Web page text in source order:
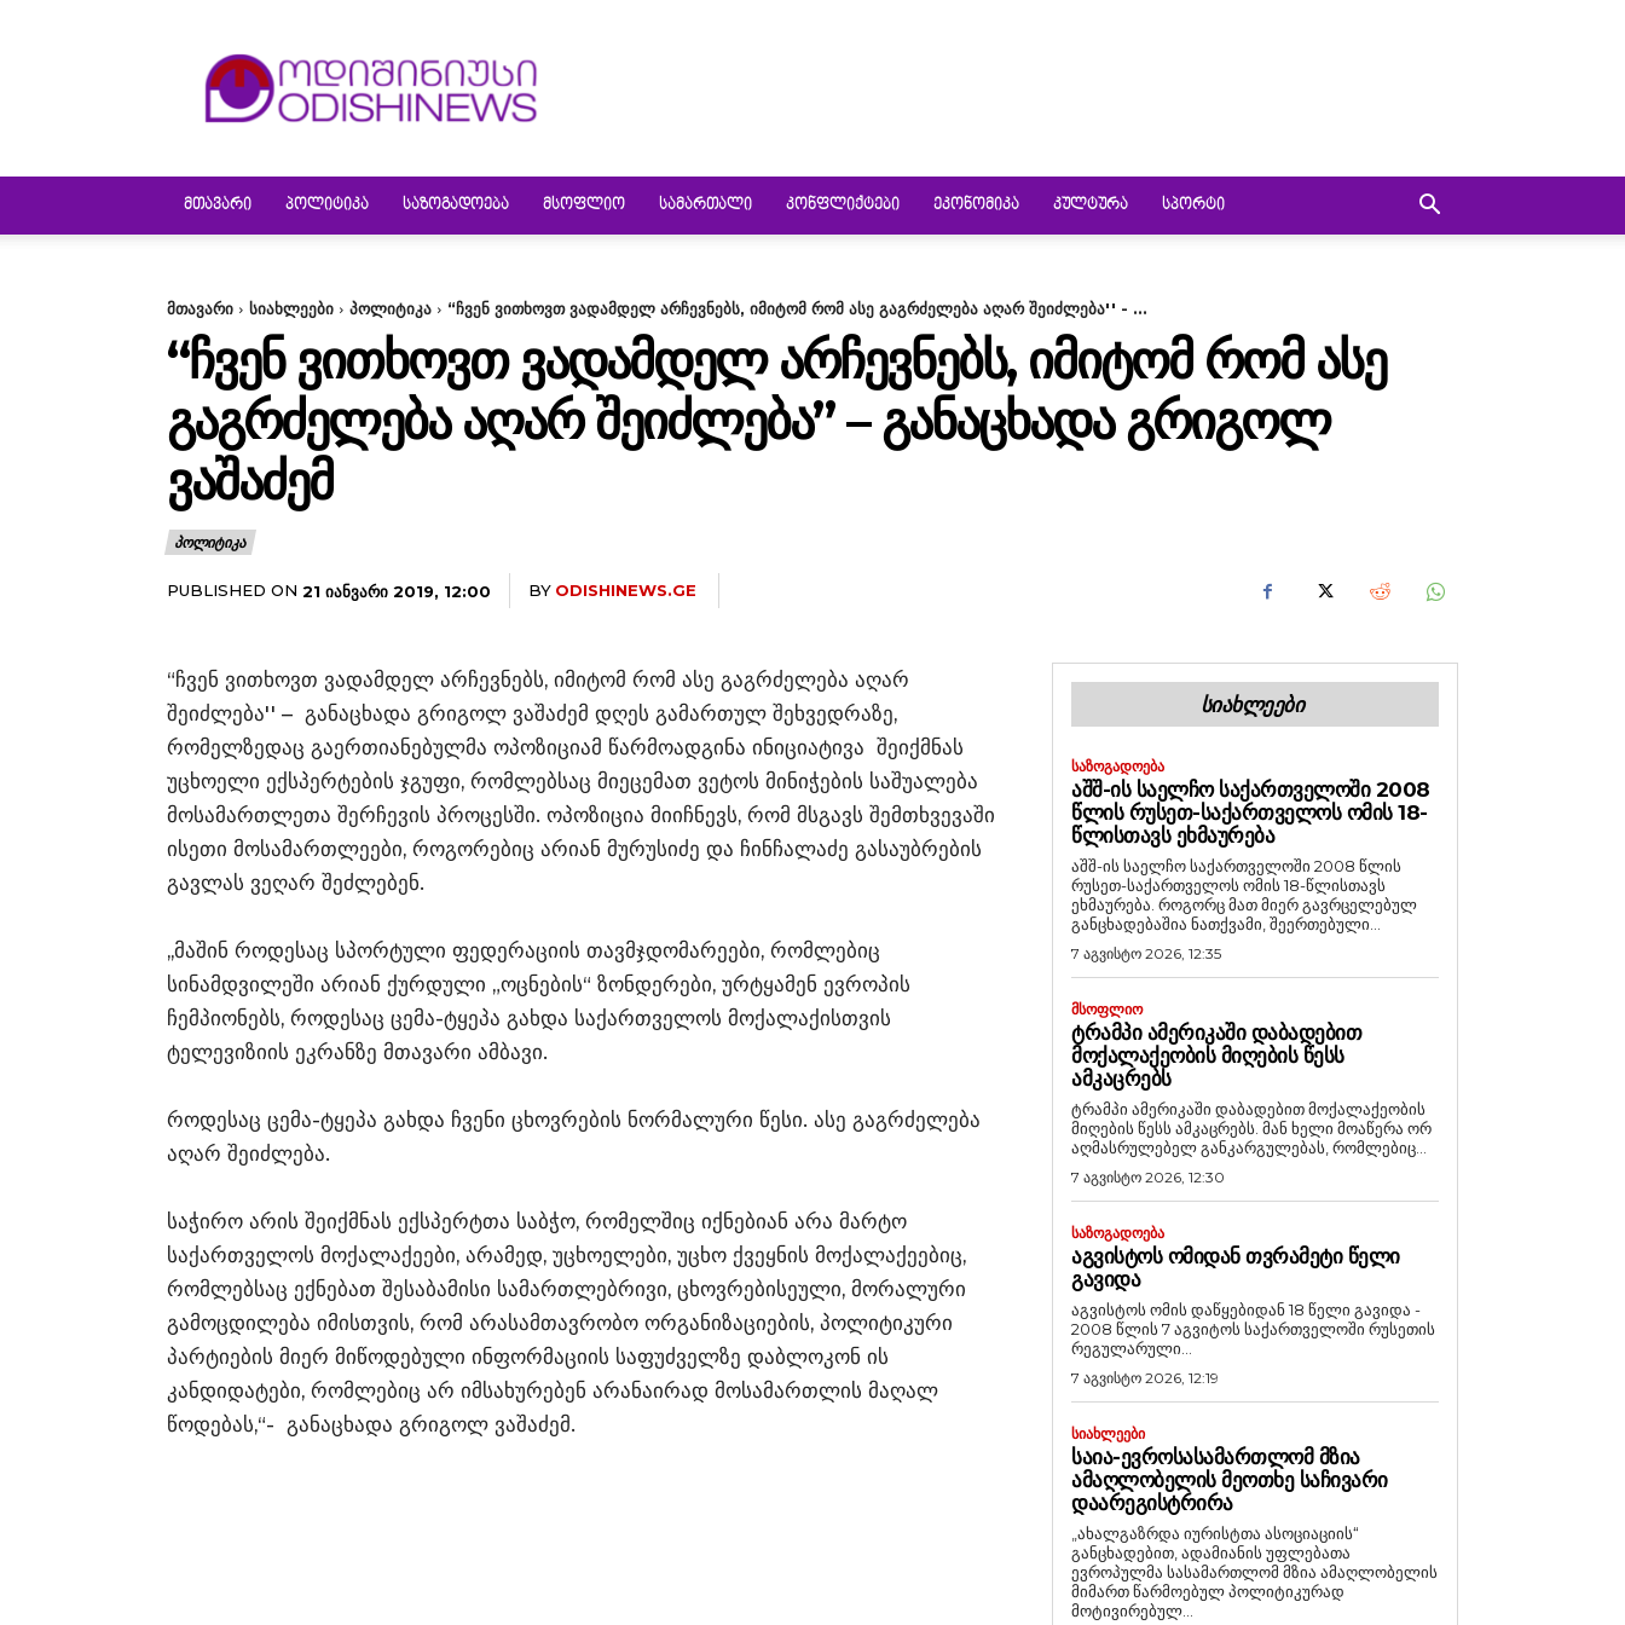
ᲛᲗᲐᲕᲐᲠᲘ ᲞᲝᲚᲘᲢᲘᲙᲐ ᲡᲐᲖᲝᲒᲐᲓᲝᲔᲑᲐ ᲛᲡᲝᲤᲚᲘᲝ ᲡᲐᲛᲐᲠᲗᲐᲚᲘ ᲙᲝᲜᲤᲚᲘᲥᲢᲔᲑᲘ ᲔᲙᲝᲜᲝᲛᲘᲙᲐ ᲙᲣᲚᲢᲣᲠᲐ ᲡᲞᲝᲠᲢᲘ
მთავარი სიახლეები პოლიტიკა “ჩვენ ვითხოვთ ვადამდელ არჩევნებს, იმიტომ რომ ასე გაგრძელება აღარ შეიძლება'' - ...
“ᲩᲕᲔᲜ ᲕᲘᲗᲮᲝᲕᲗ ᲕᲐᲓᲐᲛᲓᲔᲚ ᲐᲠᲩᲔᲕᲜᲔᲑᲡ, ᲘᲛᲘᲢᲝᲛ ᲠᲝᲛ ᲐᲡᲔ
ᲒᲐᲒᲠᲫᲔᲚᲔᲑᲐ ᲐᲦᲐᲠ ᲨᲔᲘᲫᲚᲔᲑᲐ” – ᲒᲐᲜᲐᲪᲮᲐᲓᲐ ᲒᲠᲘᲒᲝᲚ
ᲕᲐᲨᲐᲫᲔᲛ
ᲞᲝᲚᲘᲢᲘᲙᲐ
PUBLISHED ON 21 ᲘᲐᲜᲕᲐᲠᲘ 2019, 12:00 BY ODISHINEWS.GE
“ჩვენ ვითხოვთ ვადამდელ არჩევნებს, იმიტომ რომ ასე გაგრძელება აღარ
შეიძლება'' – განაცხადა გრიგოლ ვაშაძემ დღეს გამართულ შეხვედრაზე,
რომელზედაც გაერთიანებულმა ოპოზიციამ წარმოადგინა ინიციატივა შეიქმნას
უცხოელი ექსპერტების ჯგუფი, რომლებსაც მიეცემათ ვეტოს მინიჭების საშუალება
მოსამართლეთა შერჩევის პროცესში. ოპოზიცია მიიჩნევს, რომ მსგავს შემთხვევაში
ისეთი მოსამართლეები, როგორებიც არიან მურუსიძე და ჩინჩალაძე გასაუბრების
გავლას ვეღარ შეძლებენ.
,,მაშინ როდესაც სპორტული ფედერაციის თავმჯდომარეები, რომლებიც
სინამდვილეში არიან ქურდული „ოცნების“ ზონდერები, ურტყამენ ევროპის
ჩემპიონებს, როდესაც ცემა-ტყეპა გახდა საქართველოს მოქალაქისთვის
ტელევიზიის ეკრანზე მთავარი ამბავი.
როდესაც ცემა-ტყეპა გახდა ჩვენი ცხოვრების ნორმალური წესი. ასე გაგრძელება
აღარ შეიძლება.
საჭირო არის შეიქმნას ექსპერტთა საბჭო, რომელშიც იქნებიან არა მარტო
საქართველოს მოქალაქეები, არამედ, უცხოელები, უცხო ქვეყნის მოქალაქეებიც,
რომლებსაც ექნებათ შესაბამისი სამართლებრივი, ცხოვრებისეული, მორალური
გამოცდილება იმისთვის, რომ არასამთავრობო ორგანიზაციების, პოლიტიკური
პარტიების მიერ მიწოდებული ინფორმაციის საფუძველზე დაბლოკონ ის
კანდიდატები, რომლებიც არ იმსახურებენ არანაირად მოსამართლის მაღალ
წოდებას,“- განაცხადა გრიგოლ ვაშაძემ.
ᲡᲘᲐᲮᲚᲔᲔᲑᲘ
ᲡᲐᲖᲝᲒᲐᲓᲝᲔᲑᲐ
ᲐᲨᲨ-ᲘᲡ ᲡᲐᲔᲚᲩᲝ ᲡᲐᲥᲐᲠᲗᲕᲔᲚᲝᲨᲘ 2008
ᲬᲚᲘᲡ ᲠᲣᲡᲔᲗ-ᲡᲐᲥᲐᲠᲗᲕᲔᲚᲝᲡ ᲝᲛᲘᲡ 18-
ᲬᲚᲘᲡᲗᲐᲕᲡ ᲔᲮᲛᲐᲣᲠᲔᲑᲐ
აშშ-ის საელჩო საქართველოში 2008 წლის
რუსეთ-საქართველოს ომის 18-წლისთავს
ეხმაურება. როგორც მათ მიერ გავრცელებულ
განცხადებაშია ნათქვამი, შეერთებული...
7 აგვისტო 2026, 12:35
ᲛᲡᲝᲤᲚᲘᲝ
ᲢᲠᲐᲛᲞᲘ ᲐᲛᲔᲠᲘᲙᲐᲨᲘ ᲓᲐᲑᲐᲓᲔᲑᲘᲗ
ᲛᲝᲥᲐᲚᲐᲥᲔᲝᲑᲘᲡ ᲛᲘᲦᲔᲑᲘᲡ ᲬᲔᲡᲡ
ᲐᲛᲙᲐᲪᲠᲔᲑᲡ
ტრამპი ამერიკაში დაბადებით მოქალაქეობის
მიღების წესს ამკაცრებს. მან ხელი მოაწერა ორ
აღმასრულებელ განკარგულებას, რომლებიც...
7 აგვისტო 2026, 12:30
ᲡᲐᲖᲝᲒᲐᲓᲝᲔᲑᲐ
ᲐᲒᲕᲘᲡᲢᲝᲡ ᲝᲛᲘᲓᲐᲜ ᲗᲕᲠᲐᲛᲔᲢᲘ ᲬᲔᲚᲘ
ᲒᲐᲕᲘᲓᲐ
აგვისტოს ომის დაწყებიდან 18 წელი გავიდა -
2008 წლის 7 აგვიტოს საქართველოში რუსეთის
რეგულარული...
7 აგვისტო 2026, 12:19
ᲡᲘᲐᲮᲚᲔᲔᲑᲘ
ᲡᲐᲘᲐ-ᲔᲕᲠᲝᲡᲐᲡᲐᲛᲐᲠᲗᲚᲝᲛ ᲛᲖᲘᲐ
ᲐᲛᲐᲦᲚᲝᲑᲔᲚᲘᲡ ᲛᲔᲝᲗᲮᲔ ᲡᲐᲩᲘᲕᲐᲠᲘ
ᲓᲐᲐᲠᲔᲒᲘᲡᲢᲠᲘᲠᲐ
„ახალგაზრდა იურისტთა ასოციაციის“
განცხადებით, ადამიანის უფლებათა
ევროპულმა სასამართლომ მზია ამაღლობელის
მიმართ წარმოებულ პოლიტიკურად
მოტივირებულ...